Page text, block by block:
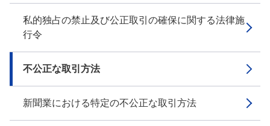
私的独占の禁止及び公正取引の確保に関する法律施
行令
不公正な取引方法
新聞業における特定の不公正な取引方法